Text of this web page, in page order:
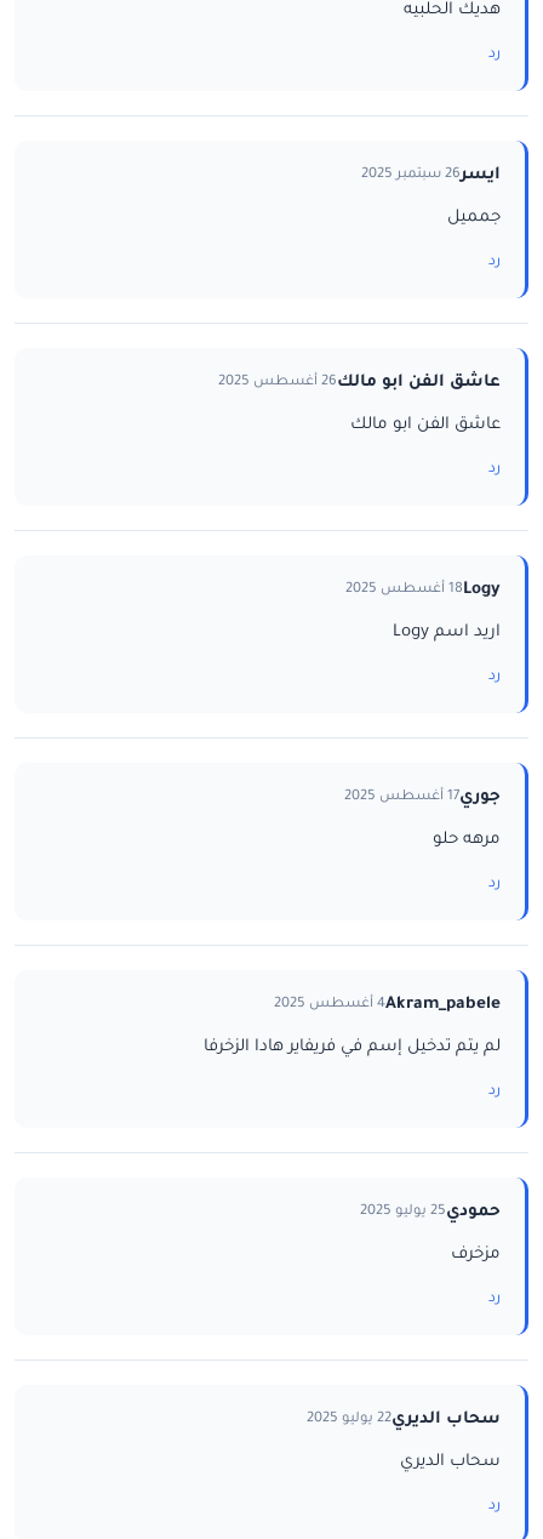
هديك الحلبيه
رد
ايسر26 سبتمبر 2025
جمميل
رد
عاشق الفن ابو مالك26 أغسطس 2025
عاشق الفن ابو مالك
رد
Logy18 أغسطس 2025
اريد اسم Logy
رد
جوري17 أغسطس 2025
مرهه حلو
رد
Akram_pabele4 أغسطس 2025
لم يتم تدخيل إسم في فريفاير هادا الزخرفا
رد
حمودي25 يوليو 2025
مزخرف
رد
سحاب الديري22 يوليو 2025
سحاب الديري
رد